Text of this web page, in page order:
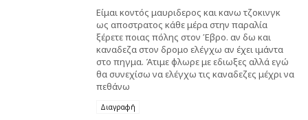
Είμαι κοντός μαυριδερος και κανω τζοκινγκ
ως αποστρατος κάθε μέρα στην παραλία
ξέρετε ποιας πόλης στον Έβρο. αν δω και
καναδεζα στον δρομο ελέγχω αν έχει ιμάντα
στο πηγμα. Άτιμε φλωρε με εδιωξες αλλά εγώ
θα συνεχίσω να ελέγχω τις καναδεζες μέχρι να
πεθάνω
Διαγραφή